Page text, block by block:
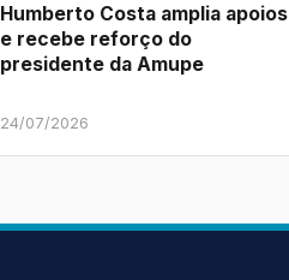
Humberto Costa amplia apoios
e recebe reforço do
presidente da Amupe
24/07/2026